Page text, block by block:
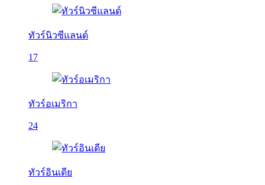
ทัวร์นิวซีแลนด์
17
ทัวร์อเมริกา
24
ทัวร์อินเดีย